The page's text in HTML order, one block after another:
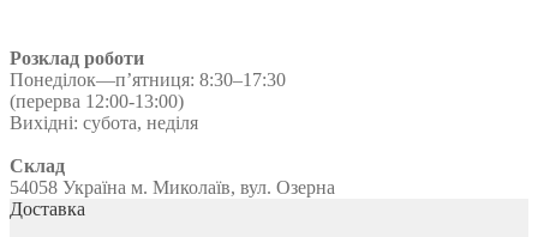
Розклад роботи
Понеділок—п’ятниця: 8:30–17:30
(перерва 12:00-13:00)
Вихідні: субота, неділя
Склад
54058 Україна м. Миколаїв, вул. Озерна
Доставка